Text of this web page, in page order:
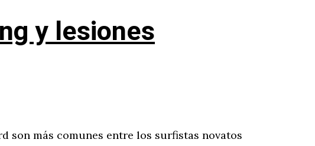
y lesiones
son más comunes entre los surfistas novatos